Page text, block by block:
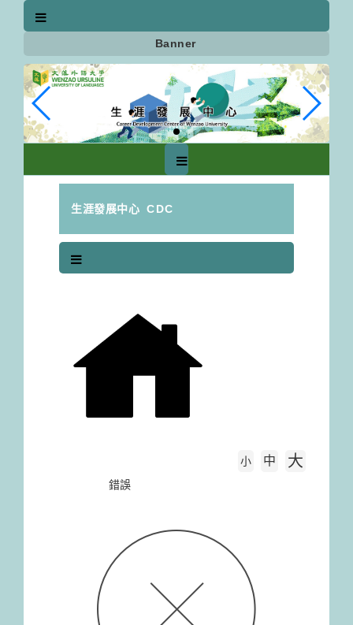
Banner
生涯發展中心 CDC
錯誤
小 中 大